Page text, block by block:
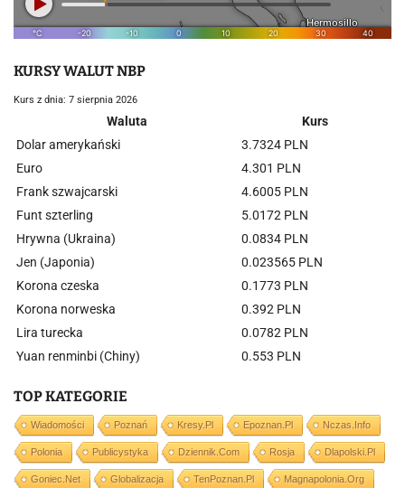
KURSY WALUT NBP
Kurs z dnia: 7 sierpnia 2026
Waluta
Kurs
Dolar amerykański
3.7324 PLN
Euro
4.301 PLN
Frank szwajcarski
4.6005 PLN
Funt szterling
5.0172 PLN
Hrywna (Ukraina)
0.0834 PLN
Jen (Japonia)
0.023565 PLN
Korona czeska
0.1773 PLN
Korona norweska
0.392 PLN
Lira turecka
0.0782 PLN
Yuan renminbi (Chiny)
0.553 PLN
TOP KATEGORIE
Wiadomości Poznań Kresy.pl Epoznan.pl Nczas.info
Polonia Publicystyka Dziennik.com Rosja Dlapolski.pl
Goniec.net Globalizacja TenPoznan.pl Magnapolonia.org